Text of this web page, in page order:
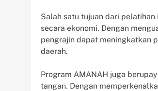
Salah satu tujuan dari
secara ekonomi. Dengan
pengrajin dapat meningkatkan
daerah.
Program AMANAH juga
tangan. Dengan